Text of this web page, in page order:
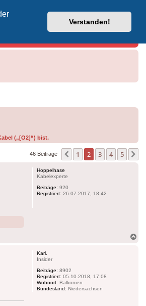
Verstanden!
Vodafone-Kabel-Helpdesk
(„[O2]“) bist.
46 Beiträge Vorherige
1 2 3 4 5
Hoppelhase
Kabelexperte
Beiträge: 920
Registriert: 26.07.2017, 18:42
Karl.
Insider
Beiträge: 8902
Registriert: 05.10.2018, 17:08
Wohnort: Balkonien
Bundesland: Niedersachsen